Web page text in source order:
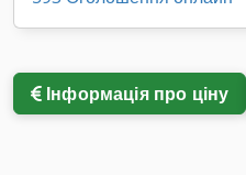
Інформація про ціну